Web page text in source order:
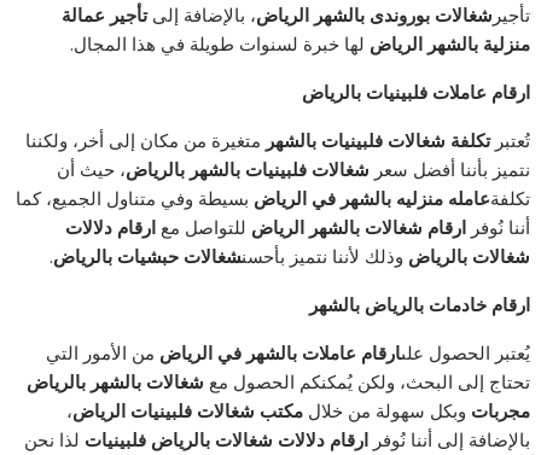
تأجير شغالات بوروندى بالشهر الرياض، بالإضافة إلىتأجير عمالة
منزلية بالشهر الرياض لها خبرة لسنوات طويلة في هذا المجال.
ارقام عاملات فلبينيات بالرياض
تُعتبرتكلفة شغالات فلبينيات بالشهر متغيرة من مكان إلى أخر، ولكننا
نتميز بأننا أفضل سعر شغالات فلبينيات بالشهر بالرياض، حيث أن
تكلفةعامله منزليه بالشهر في الرياض بسيطة وفي متناول الجميع، كما
أننا نُوفرارقام شغالات بالشهر الرياض للتواصل معارقام دلالات
شغالات بالرياض وذلك لأننا نتميز بأحسنشغالات حبشيات بالرياض.
ارقام خادمات بالرياض بالشهر
يُعتبر الحصول علىارقام عاملات بالشهر في الرياض من الأمور التي
تحتاج إلى البحث، ولكن يُمكنكم الحصول مع شغالات بالشهر بالرياض
مجربات وبكل سهولة من خلالمكتب شغالات فلبينيات الرياض،
بالإضافة إلى أننا نُوفرارقام دلالات شغالات بالرياض فلبينيات لذا نحن